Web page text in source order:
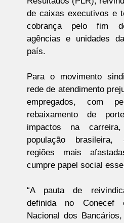
de caixas executivos e
cobrança pelo fim
agências e unidades
país.
Para o movimento
rede de atendimento
empregados, com
rebaixamento de
impactos na
população brasileira,
regiões mais
cumpre papel social
“A pauta de
definida no Conecef
Nacional dos